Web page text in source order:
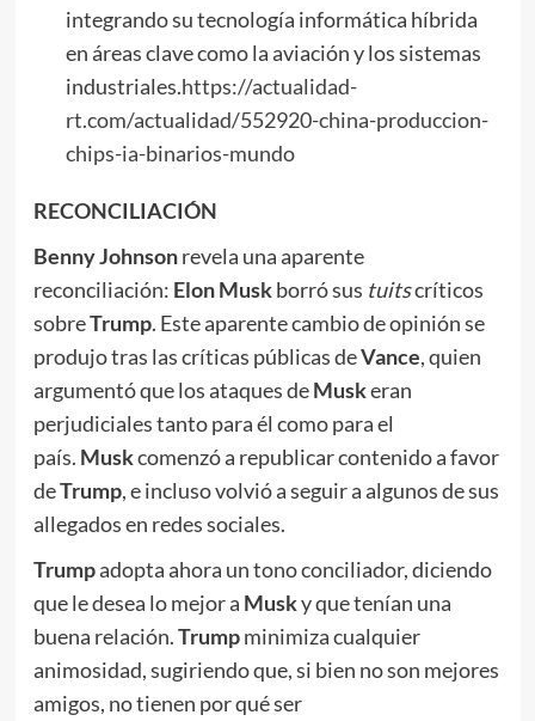
integrando su tecnología informática híbrida
en áreas clave como la aviación y los sistemas
industriales.https://actualidad-
rt.com/actualidad/552920-china-produccion-
chips-ia-binarios-mundo
RECONCILIACIÓN
Benny Johnsonrevela una aparente
reconciliación: Elon Muskborró sus tuitscríticos
sobreTrump. Este aparente cambio de opinión se
produjo tras las críticas públicas deVance, quien
argumentó que los ataques deMuskeran
perjudiciales tanto para él como para el
país. Muskcomenzó a republicar contenido a favor
deTrump, e incluso volvió a seguir a algunos de sus
allegados en redes sociales.
Trumpadopta ahora un tono conciliador, diciendo
que le desea lo mejor a Musky que tenían una
buena relación.Trumpminimiza cualquier
animosidad, sugiriendo que, si bien no son mejores
amigos, no tienen por qué ser